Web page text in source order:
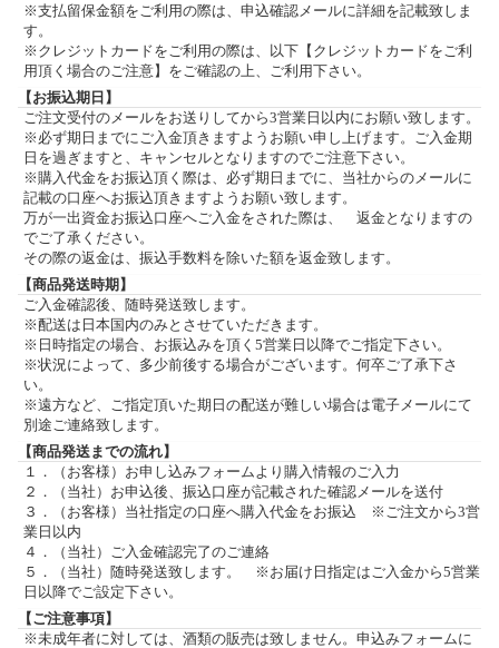
※支払留保金額をご利用の際は、申込確認メールに詳細を記載致しま
す。
※クレジットカードをご利用の際は、以下【クレジットカードをご利
用頂く場合のご注意】をご確認の上、ご利用下さい。
【お振込期日】
ご注文受付のメールをお送りしてから3営業日以内にお願い致します。
※必ず期日までにご入金頂きますようお願い申し上げます。ご入金期
日を過ぎますと、キャンセルとなりますのでご注意下さい。
※購入代金をお振込頂く際は、必ず期日までに、当社からのメールに
記載の口座へお振込頂きますようお願い致します。
万が一出資金お振込口座へご入金をされた際は、 返金となりますの
でご了承ください。
その際の返金は、振込手数料を除いた額を返金致します。
【商品発送時期】
ご入金確認後、随時発送致します。
※配送は日本国内のみとさせていただきます。
※日時指定の場合、お振込みを頂く5営業日以降でご指定下さい。
※状況によって、多少前後する場合がございます。何卒ご了承下さ
い。
※遠方など、ご指定頂いた期日の配送が難しい場合は電子メールにて
別途ご連絡致します。
【商品発送までの流れ】
１．（お客様）お申し込みフォームより購入情報のご入力
２．（当社）お申込後、振込口座が記載された確認メールを送付
３．（お客様）当社指定の口座へ購入代金をお振込 ※ご注文から3営
業日以内
４．（当社）ご入金確認完了のご連絡
５．（当社）随時発送致します。 ※お届け日指定はご入金から5営業
日以降でご設定下さい。
【ご注意事項】
※未成年者に対しては、酒類の販売は致しません。申込みフォームに